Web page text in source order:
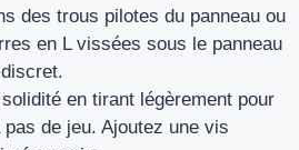
des trous pilotes du panneau ou
en L vissées sous le panneau
en tirant légèrement pour
pas de jeu. Ajoutez une vis